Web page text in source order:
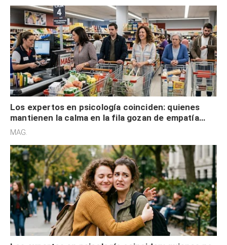
Los expertos en psicología coinciden: quienes
mantienen la calma en la fila gozan de empatía
cognitiva, gratitud y no solo tienen autocontrol
MAG.